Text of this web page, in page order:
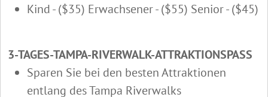
Kind - ($35) Erwachsener - ($55) Senior - ($45)
3-TAGES-TAMPA-RIVERWALK-ATTRAKTIONSPASS
Sparen Sie bei den besten Attraktionen
entlang des Tampa Riverwalks